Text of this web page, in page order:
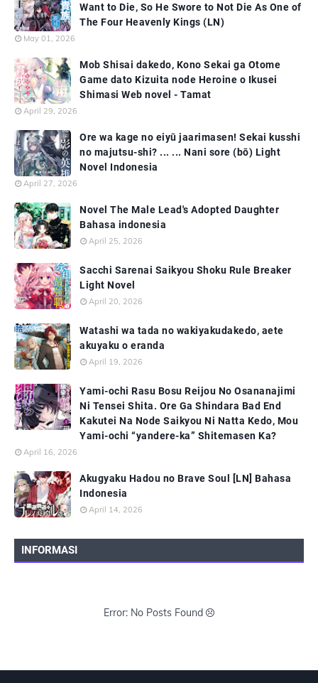
Want to Die, So He Swore to Not Die As One of
The Four Heavenly Kings (LN)
May 01, 2026
Mob Shisai dakedo, Kono Sekai ga Otome
Game dato Kizuita node Heroine o Ikusei
Shimasi Web novel - Tamat
April 29, 2026
Ore wa kage no eiyū jaarimasen! Sekai kusshi
no majutsu-shi? ... ... Nani sore (bō) Light
Novel Indonesia
April 27, 2026
Novel The Male Lead's Adopted Daughter
Bahasa indonesia
April 25, 2026
Sacchi Sarenai Saikyou Shoku Rule Breaker
Light Novel
April 20, 2026
Watashi wa tada no wakiyakudakedo, aete
akuyaku o eranda
April 19, 2026
Yami-ochi Rasu Bosu Reijou No Osananajimi
Ni Tensei Shita. Ore Ga Shindara Bad End
Kakutei Na Node Saikyou Ni Natta Kedo, Mou
Yami-ochi “yandere-ka” Shitemasen Ka?
April 16, 2026
Akugyaku Hadou no Brave Soul [LN] Bahasa
Indonesia
April 14, 2026
INFORMASI
Error: No Posts Found